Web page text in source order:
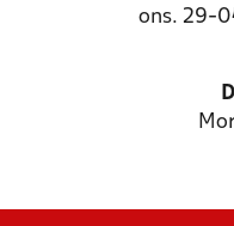
ons. 29-